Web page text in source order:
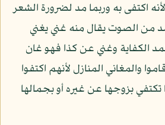
لأنه اكتفى به وربما مد لضرورة الشعر
من الصوت يقال منه غني يغني
الكفاية وغني عن كذا فهو غان
والمغاني المنازل لأنهم اكتفوا
تكتفي بزوجها عن غيره أو بجمالها